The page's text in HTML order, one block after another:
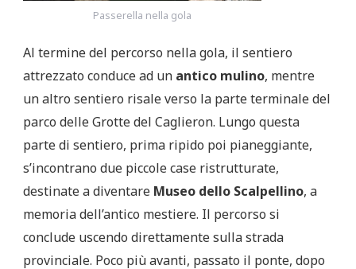
Passerella nella gola
Al termine del percorso nella gola, il sentiero
attrezzato conduce ad un antico mulino, mentre
un altro sentiero risale verso la parte terminale del
parco delle Grotte del Caglieron. Lungo questa
parte di sentiero, prima ripido poi pianeggiante,
s’incontrano due piccole case ristrutturate,
destinate a diventare Museo dello Scalpellino, a
memoria dell’antico mestiere. Il percorso si
conclude uscendo direttamente sulla strada
provinciale. Poco più avanti, passato il ponte, dopo